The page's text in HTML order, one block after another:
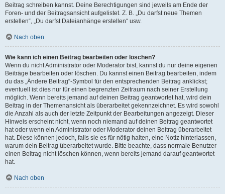
Beitrag schreiben kannst. Deine Berechtigungen sind jeweils am Ende der
Foren- und der Beitragsansicht aufgelistet. Z. B. „Du darfst neue Themen
erstellen“, „Du darfst Dateianhänge erstellen“ usw.
Nach oben
Wie kann ich einen Beitrag bearbeiten oder löschen?
Wenn du nicht Administrator oder Moderator bist, kannst du nur deine eigenen
Beiträge bearbeiten oder löschen. Du kannst einen Beitrag bearbeiten, indem
du das „Ändere Beitrag“-Symbol für den entsprechenden Beitrag anklickst;
eventuell ist dies nur für einen begrenzten Zeitraum nach seiner Erstellung
möglich. Wenn bereits jemand auf deinen Beitrag geantwortet hat, wird dein
Beitrag in der Themenansicht als überarbeitet gekennzeichnet. Es wird sowohl
die Anzahl als auch der letzte Zeitpunkt der Bearbeitungen angezeigt. Dieser
Hinweis erscheint nicht, wenn noch niemand auf deinen Beitrag geantwortet
hat oder wenn ein Administrator oder Moderator deinen Beitrag überarbeitet
hat. Diese können jedoch, falls sie es für nötig halten, eine Notiz hinterlassen,
warum dein Beitrag überarbeitet wurde. Bitte beachte, dass normale Benutzer
einen Beitrag nicht löschen können, wenn bereits jemand darauf geantwortet
hat.
Nach oben